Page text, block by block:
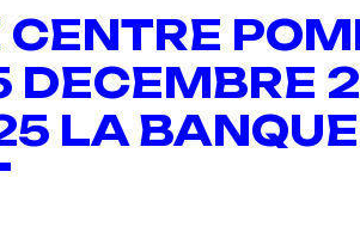
DECEMBRE
LA BANQUE